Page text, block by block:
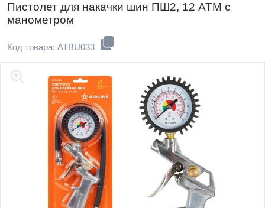
Пистолет для накачки шин ПШ2, 12 АТМ с
манометром
Код товара: ATBU033